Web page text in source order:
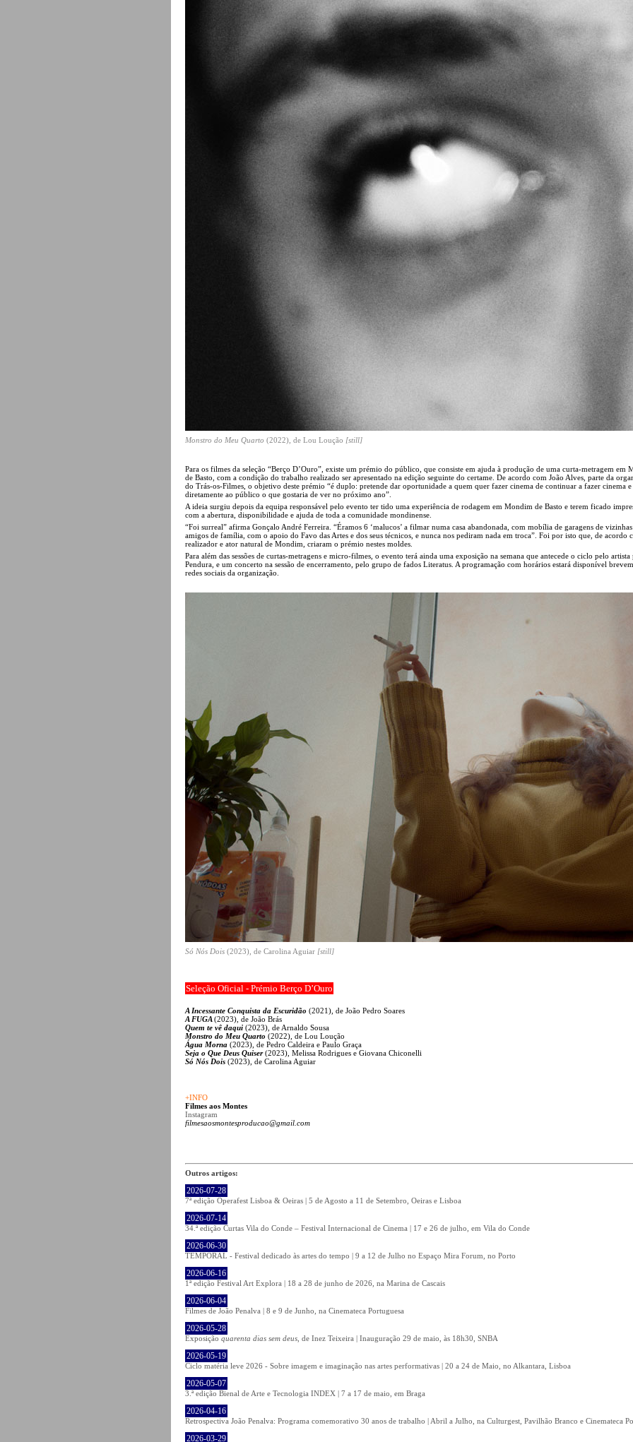
Monstro do Meu Quarto (2022), de Lou Loução [still]
Para os filmes da seleção “Berço D’Ouro”, existe um prémio do público, que consiste em ajuda à produção de uma curta-metragem em
de Basto, com a condição do trabalho realizado ser apresentado na edição seguinte do certame. De acordo com João Alves, parte da
do Trás-os-Filmes, o objetivo deste prémio “é duplo: pretende dar oportunidade a quem quer fazer cinema de continuar a fazer cinema
diretamente ao público o que gostaria de ver no próximo ano”.
A ideia surgiu depois da equipa responsável pelo evento ter tido uma experiência de rodagem em Mondim de Basto e terem ficado
com a abertura, disponibilidade e ajuda de toda a comunidade mondinense.
“Foi surreal” afirma Gonçalo André Ferreira. “Éramos 6 ‘malucos’ a filmar numa casa abandonada, com mobília de garagens de
amigos de família, com o apoio do Favo das Artes e dos seus técnicos, e nunca nos pediram nada em troca”. Foi por isto que, de acordo
realizador e ator natural de Mondim, criaram o prémio nestes moldes.
Para além das sessões de curtas-metragens e micro-filmes, o evento terá ainda uma exposição na semana que antecede o ciclo pelo artista
Pendura, e um concerto na sessão de encerramento, pelo grupo de fados Literatus. A programação com horários estará disponível
redes sociais da organização.
Só Nós Dois (2023), de Carolina Aguiar [still]
Seleção Oficial - Prémio Berço D’Ouro
A Incessante Conquista da Escuridão (2021), de João Pedro Soares
A FUGA(2023), de João Brás
Quem te vê daqui (2023), de Arnaldo Sousa
Monstro do Meu Quarto (2022), de Lou Loução
Água Morna (2023), de Pedro Caldeira e Paulo Graça
Seja o Que Deus Quiser(2023), Melissa Rodrigues e Giovana Chiconelli
Só Nós Dois (2023), de Carolina Aguiar
+INFO
Filmes aos Montes
Instagram
filmesaosmontesproducao@gmail.com
Outros artigos:
2026-07-28
7ª edição Operafest Lisboa & Oeiras | 5 de Agosto a 11 de Setembro, Oeiras e Lisboa
2026-07-14
34.ª edição Curtas Vila do Conde – Festival Internacional de Cinema | 17 e 26 de julho, em Vila do Conde
2026-06-30
TEMPORAL - Festival dedicado às artes do tempo | 9 a 12 de Julho no Espaço Mira Forum, no Porto
2026-06-16
1ª edição Festival Art Explora | 18 a 28 de junho de 2026, na Marina de Cascais
2026-06-04
Filmes de João Penalva | 8 e 9 de Junho, na Cinemateca Portuguesa
2026-05-28
Exposição quarenta dias sem deus , de Inez Teixeira | Inauguração 29 de maio, às 18h30, SNBA
2026-05-19
Ciclo matéria leve 2026 - Sobre imagem e imaginação nas artes performativas | 20 a 24 de Maio, no Alkantara, Lisboa
2026-05-07
3.ª edição Bienal de Arte e Tecnologia INDEX | 7 a 17 de maio, em Braga
2026-04-16
Retrospectiva João Penalva: Programa comemorativo 30 anos de trabalho | Abril a Julho, na Culturgest, Pavilhão Branco e Cinemateca
2026-03-29